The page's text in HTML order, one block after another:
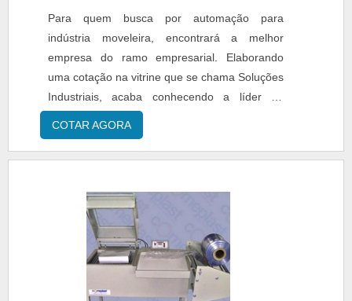
Para quem busca por automação para
indústria moveleira, encontrará a melhor
empresa do ramo empresarial. Elaborando
uma cotação na vitrine que se chama Soluções
Industriais, acaba conhecendo a líder do
mercado. Na MP MaquinaPack poderá contar
assertividade com comprometimento com os
sistema de automação para indústria
moveleira dentro da planta de um cliente é de
suma importância para ganho de produtividade
e eficiência na fabricação dos seus produtos.
O sistema determina a integração de diversos
setores da empresa, assim como os seus
COTAR AGORA